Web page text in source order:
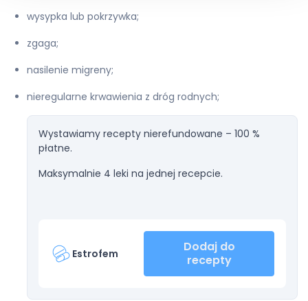
wysypka lub pokrzywka;
zgaga;
nasilenie migreny;
nieregularne krwawienia z dróg rodnych;
Wystawiamy recepty nierefundowane – 100 %
płatne.
Maksymalnie 4 leki na jednej recepcie.
Estrofem
Dodaj do
recepty